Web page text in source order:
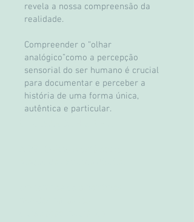
revela a nossa compreensão da
realidade.
Compreender o “olhar
analógico”como a percepção
sensorial do ser humano é crucial
para documentar e perceber a
história de uma forma única,
autêntica e particular.